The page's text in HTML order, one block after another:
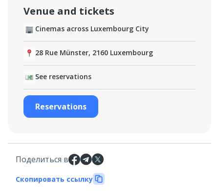
Venue and tickets
Cinemas across Luxembourg City
28 Rue Münster, 2160 Luxembourg‎
See reservations
Reservations
Поделиться в
Скопировать ссылку